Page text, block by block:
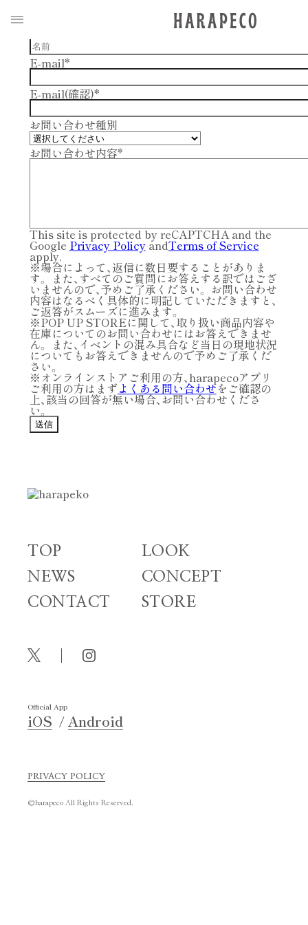
E-mail*
E-mail(確認)*
お問い合わせ種別
お問い合わせ内容*
This site is protected by reCAPTCHA and the
Google Privacy PolicyandTerms of Service
apply.
※場合によって、返信に数日要することがありま
す。 また、すべてのご質問にお答えする訳ではござ
いませんので、予めご了承ください。 お問い合わせ
内容はなるべく具体的に明記していただきますと、
ご返答がスムーズに進みます。
※POP UP STOREに関して、取り扱い商品内容や
在庫についてのお問い合わせにはお答えできませ
ん。 また、イベントの混み具合など当日の現地状況
についてもお答えできませんので予めご了承くだ
さい。
※オンラインストアご利用の方、harapecoアプリ
ご利用の方はまずよくある問い合わせをご確認の
上、該当の回答が無い場合、お問い合わせくださ
い。
送信
TOP
LOOK
NEWS
CONCEPT
CONTACT
STORE
Official App
iOS Android
PRIVACY POLICY
©harapeco All Rights Reserved.